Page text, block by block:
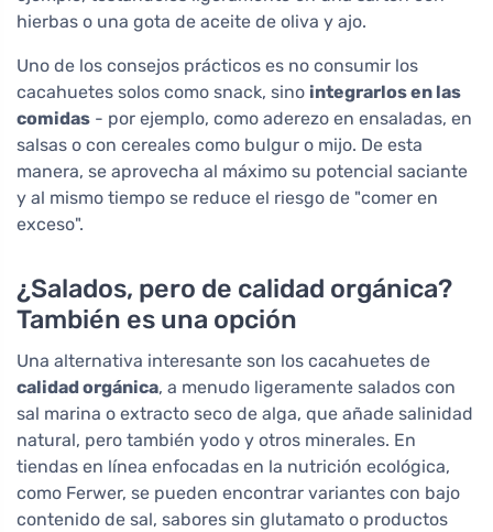
hierbas o una gota de aceite de oliva y ajo.
Uno de los consejos prácticos es no consumir los
cacahuetes solos como snack, sino integrarlos en las
comidas - por ejemplo, como aderezo en ensaladas, en
salsas o con cereales como bulgur o mijo. De esta
manera, se aprovecha al máximo su potencial saciante
y al mismo tiempo se reduce el riesgo de "comer en
exceso".
¿Salados, pero de calidad orgánica?
También es una opción
Una alternativa interesante son los cacahuetes de
calidad orgánica, a menudo ligeramente salados con
sal marina o extracto seco de alga, que añade salinidad
natural, pero también yodo y otros minerales. En
tiendas en línea enfocadas en la nutrición ecológica,
como Ferwer, se pueden encontrar variantes con bajo
contenido de sal, sabores sin glutamato o productos